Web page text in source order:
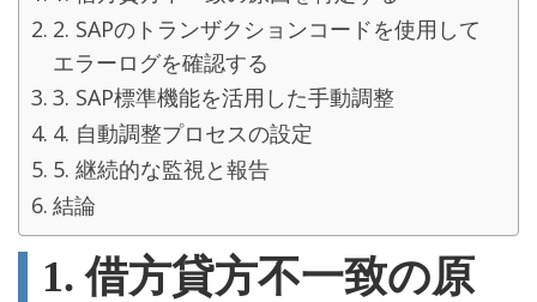
2. SAPのトランザクションコードを使用して
エラーログを確認する
3. SAP標準機能を活用した手動調整
4. 自動調整プロセスの設定
5. 継続的な監視と報告
結論
1. 借方貸方不一致の原